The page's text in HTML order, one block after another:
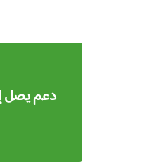
دعم يصل إلى 100% من